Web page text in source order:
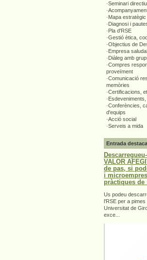
·Seminari directiu
·Mapa estratègic
·Diagnosi i
·Pla d'RSE
·Gestió ètica,
·Objectius de
·Empresa
·Diàleg amb
·Compres
proveïment
·Comunicació
memòries
·Certificacions,
·Conferències,
d'equips
·Acció social
·Serveis a mida
Entrada
VALOR
de pas, si
i
pràctiques
Us podeu
l'RSE per a
Universitat de
exce...